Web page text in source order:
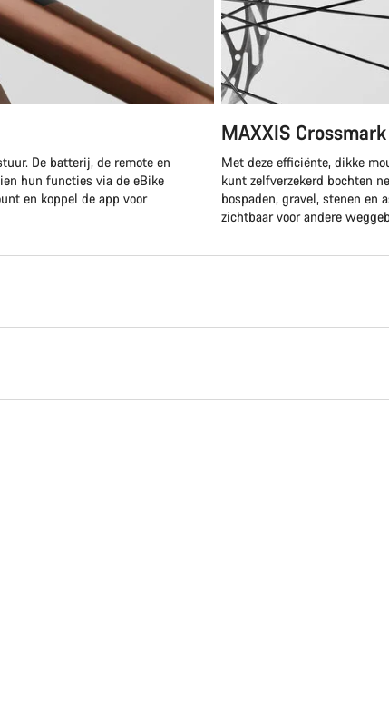
De batterij, de remote en
hun functies via de eBike
en koppel de app voor
MAXXIS
Met deze efficiënte, dikke
kunt zelfverzekerd bochten
bospaden, gravel, stenen en
zichtbaar voor andere